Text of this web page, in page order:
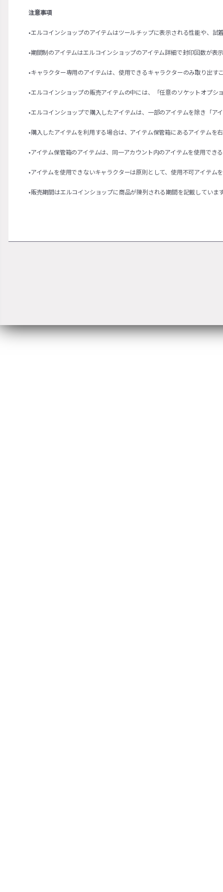
注意事項
•エルコインショップのアイテムはツールチップに表示される性能や、
•期間制のアイテムはエルコインショップのアイテム詳細で封印回数が
•キャラクター専用のアイテムは、使用できるキャラクターのみ取り出す
•エルコインショップの販売アイテムの中には、「任意のソケットオプ
•エルコインショップで購入したアイテムは、一部のアイテムを除き「ア
•購入したアイテムを利用する場合は、アイテム保管箱にあるアイテムを
•アイテム保管箱のアイテムは、同一アカウント内のアイテムを使用でき
•アイテムを使用できないキャラクターは原則として、使用不可アイテム
•販売期間はエルコインショップに商品が陳列される期間を記載してい